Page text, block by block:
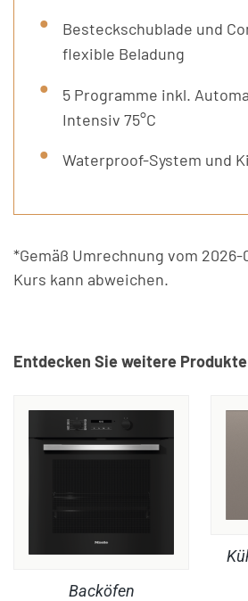
Besteckschublade und
flexible Beladung
5 Programme inkl.
Intensiv 75°C
Waterproof-System und
*Gemäß Umrechnung vom
Kurs kann abweichen.
Entdecken Sie weitere
Backöfen